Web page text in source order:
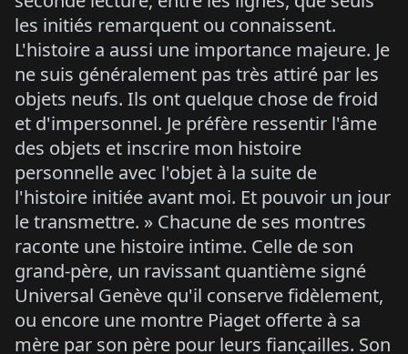
les initiés remarquent ou connaissent.
L'histoire a aussi une importance majeure. Je
ne suis généralement pas très attiré par les
objets neufs. Ils ont quelque chose de froid
et d'impersonnel. Je préfère ressentir l'âme
des objets et inscrire mon histoire
personnelle avec l'objet à la suite de
l'histoire initiée avant moi. Et pouvoir un jour
le transmettre. » Chacune de ses montres
raconte une histoire intime. Celle de son
grand-père, un ravissant quantième signé
Universal Genève qu'il conserve fidèlement,
ou encore une montre Piaget offerte à sa
mère par son père pour leurs fiançailles. Son